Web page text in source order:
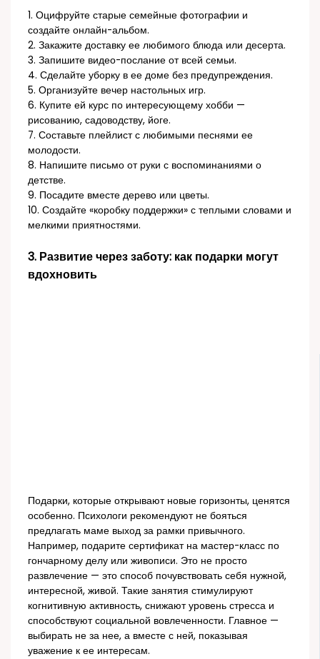
1. Оцифруйте старые семейные фотографии и
создайте онлайн-альбом.
2. Закажите доставку ее любимого блюда или десерта.
3. Запишите видео-послание от всей семьи.
4. Сделайте уборку в ее доме без предупреждения.
5. Организуйте вечер настольных игр.
6. Купите ей курс по интересующему хобби —
рисованию, садоводству, йоге.
7. Составьте плейлист с любимыми песнями ее
молодости.
8. Напишите письмо от руки с воспоминаниями о
детстве.
9. Посадите вместе дерево или цветы.
10. Создайте «коробку поддержки» с теплыми словами и
мелкими приятностями.
3. Развитие через заботу: как подарки могут
вдохновить
Подарки, которые открывают новые горизонты, ценятся
особенно. Психологи рекомендуют не бояться
предлагать маме выход за рамки привычного.
Например, подарите сертификат на мастер-класс по
гончарному делу или живописи. Это не просто
развлечение — это способ почувствовать себя нужной,
интересной, живой. Такие занятия стимулируют
когнитивную активность, снижают уровень стресса и
способствуют социальной вовлеченности. Главное —
выбирать не за нее, а вместе с ней, показывая
уважение к ее интересам.